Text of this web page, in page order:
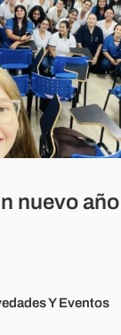
nuevo
Y Eventos